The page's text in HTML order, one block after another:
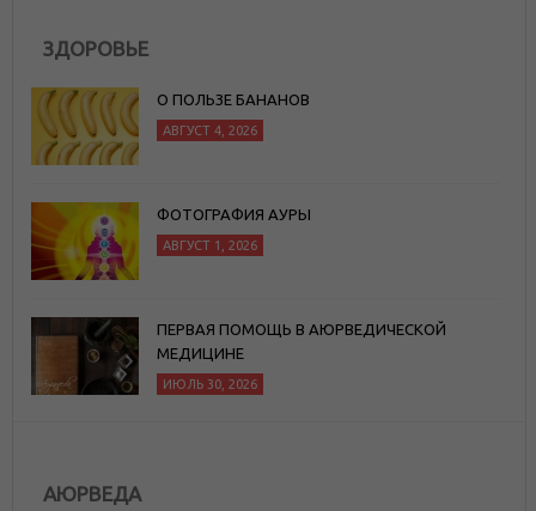
ЗДОРОВЬЕ
О ПОЛЬЗЕ БАНАНОВ
АВГУСТ 4, 2026
ФОТОГРАФИЯ АУРЫ
АВГУСТ 1, 2026
ПЕРВАЯ ПОМОЩЬ В АЮРВЕДИЧЕСКОЙ
МЕДИЦИНЕ
ИЮЛЬ 30, 2026
АЮРВЕДА